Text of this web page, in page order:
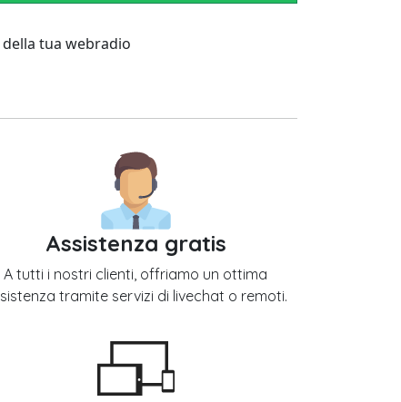
tua webradio
Assistenza gratis
A tutti i nostri clienti, offriamo un ottima
tramite servizi di livechat o remoti.